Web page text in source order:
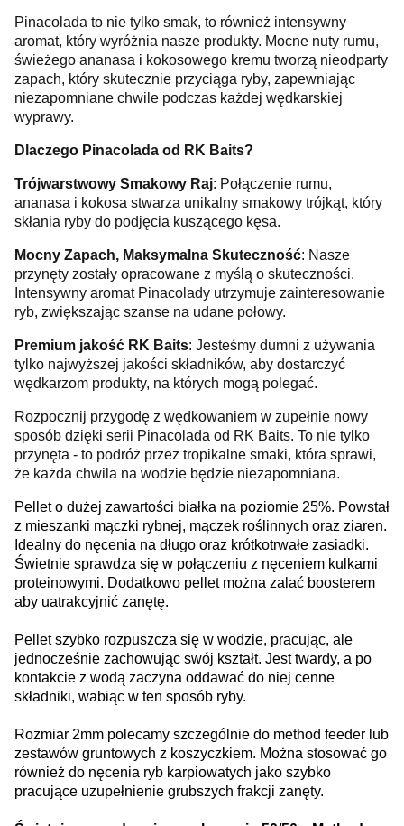
Pinacolada to nie tylko smak, to również intensywny
aromat, który wyróżnia nasze produkty. Mocne nuty rumu,
świeżego ananasa i kokosowego kremu tworzą nieodparty
zapach, który skutecznie przyciąga ryby, zapewniając
niezapomniane chwile podczas każdej wędkarskiej
wyprawy.
Dlaczego Pinacolada od RK Baits?
Trójwarstwowy Smakowy Raj: Połączenie rumu,
ananasa i kokosa stwarza unikalny smakowy trójkąt, który
skłania ryby do podjęcia kuszącego kęsa.
Mocny Zapach, Maksymalna Skuteczność: Nasze
przynęty zostały opracowane z myślą o skuteczności.
Intensywny aromat Pinacolady utrzymuje zainteresowanie
ryb, zwiększając szanse na udane połowy.
Premium jakość RK Baits: Jesteśmy dumni z używania
tylko najwyższej jakości składników, aby dostarczyć
wędkarzom produkty, na których mogą polegać.
Rozpocznij przygodę z wędkowaniem w zupełnie nowy
sposób dzięki serii Pinacolada od RK Baits. To nie tylko
przynęta - to podróż przez tropikalne smaki, która sprawi,
że każda chwila na wodzie będzie niezapomniana.
Pellet o dużej zawartości białka na poziomie 25%. Powstał
z mieszanki mączki rybnej, mączek roślinnych oraz ziaren.
Idealny do nęcenia na długo oraz krótkotrwałe zasiadki.
Świetnie sprawdza się w połączeniu z nęceniem kulkami
proteinowymi. Dodatkowo pellet można zalać boosterem
aby uatrakcyjnić zanętę.
Pellet szybko rozpuszcza się w wodzie, pracując, ale
jednocześnie zachowując swój kształt. Jest twardy, a po
kontakcie z wodą zaczyna oddawać do niej cenne
składniki, wabiąc w ten sposób ryby.
Rozmiar 2mm polecamy szczególnie do method feeder lub
zestawów gruntowych z koszyczkiem. Można stosować go
również do nęcenia ryb karpiowatych jako szybko
pracujące uzupełnienie grubszych frakcji zanęty.